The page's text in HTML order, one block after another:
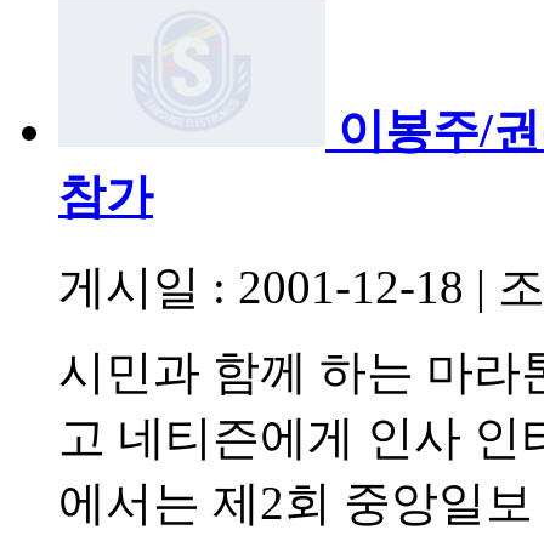
이봉주/
참가
게시일 : 2001-12-18 |
시민과 함께 하는 마라
고 네티즌에게 인사 인
에서는 제2회 중앙일